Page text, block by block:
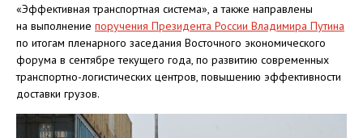
«Эффективная транспортная система», а также направлены
на выполнение поручения Президента России Владимира Путина
по итогам пленарного заседания Восточного экономического
форума в сентябре текущего года, по развитию современных
транспортно-логистических центров, повышению эффективности
доставки грузов.